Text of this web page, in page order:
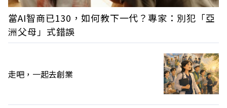
當AI智商已130，如何教下一代？專家：別犯「亞
洲父母」式錯誤
走吧，一起去創業